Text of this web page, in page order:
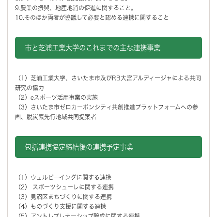
9.農業の振興、地産地消の促進に関すること。
10.そのほか両者が協議して必要と認める連携に関すること
市と芝浦工業大学のこれまでの主な連携事業
（1）芝浦工業大学、さいたま市及びRB大宮アルディージャによる共同
研究の協力
（2）eスポーツ活用事業の実施
（3）さいたま市ゼロカーボンシティ共創推進プラットフォームへの参
画、脱炭素先行地域共同提案者​
包括連携協定締結後の連携予定事業
（1）ウェルビーイングに関する連携
（2） スポーツシューレに関する連携
（3）見沼区まちづくりに関する連携
（4）ものづくり支援に関する連携